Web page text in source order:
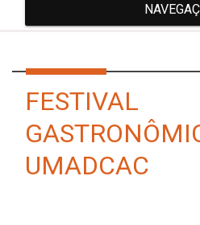
FESTIVAL
UMADCAC